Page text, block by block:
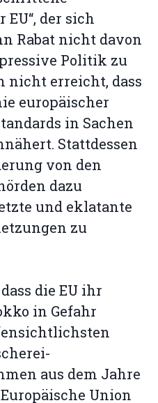
der sich
Rabat nicht davon
Politik zu
nicht erreicht, dass
europäischer
in Sachen
Stattdessen
von den
dazu
und eklatante
zu
die EU ihr
in Gefahr
aus dem Jahre
Union